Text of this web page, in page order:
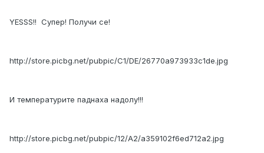
YESSS!! Супер! Получи се!
http://store.picbg.net/pubpic/C1/DE/26770a973933c1de.jpg
И температурите паднаха надолу!!!
http://store.picbg.net/pubpic/12/A2/a359102f6ed712a2.jpg